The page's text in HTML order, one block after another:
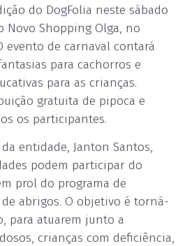
do DogFolia neste sábado
Novo Shopping Olga, no
evento de carnaval contará
para cachorros e
para as crianças.
gratuita de pipoca e
os participantes.
entidade, Janton Santos,
podem participar do
prol do programa de
abrigos. O objetivo é torná-
para atuarem junto a
crianças com deficiência,